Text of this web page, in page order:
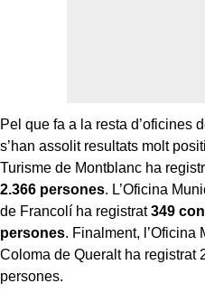
Pel que fa a la resta d’oficines
s’han assolit resultats molt
Turisme de Montblanc ha
2.366 persones. L’Oficina
de Francolí ha registrat349
persones. Finalment, l’Oficina
Coloma de Queralt ha registrat
persones.